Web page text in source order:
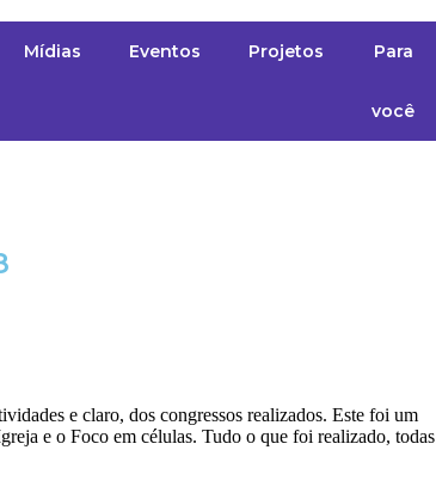
Mídias Eventos Projetos Para
você
e claro, dos congressos realizados. Este foi um
e o Foco em células. Tudo o que foi realizado, todas